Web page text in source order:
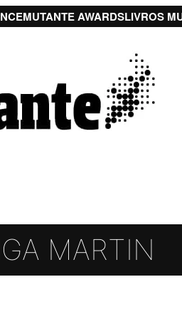
MUTANTE AWARDSLIVROS
MARTIN